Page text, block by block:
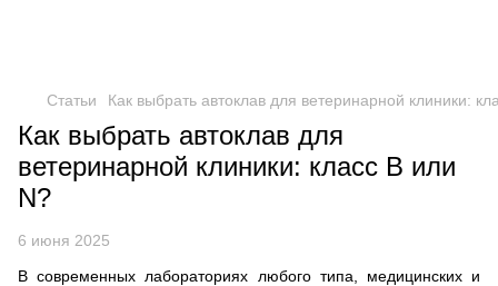
Статьи Как выбрать автоклав для ветеринарной клиники:
Как выбрать автоклав для
ветеринарной клиники: класс B или
N?
6 июня 2025
В современных лабораториях любого типа, медицинских и